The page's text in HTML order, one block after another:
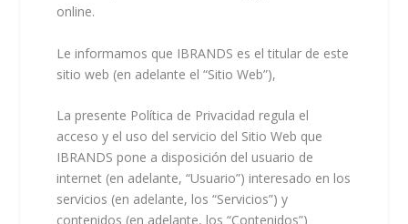
online.
Le informamos que IBRANDS es el titular de este
sitio web (en adelante el “Sitio Web”),
La presente Política de Privacidad regula el
acceso y el uso del servicio del Sitio Web que
IBRANDS pone a disposición del usuario de
internet (en adelante, “Usuario”) interesado en los
servicios (en adelante, los “Servicios”) y
contenidos (en adelante, los “Contenidos”)